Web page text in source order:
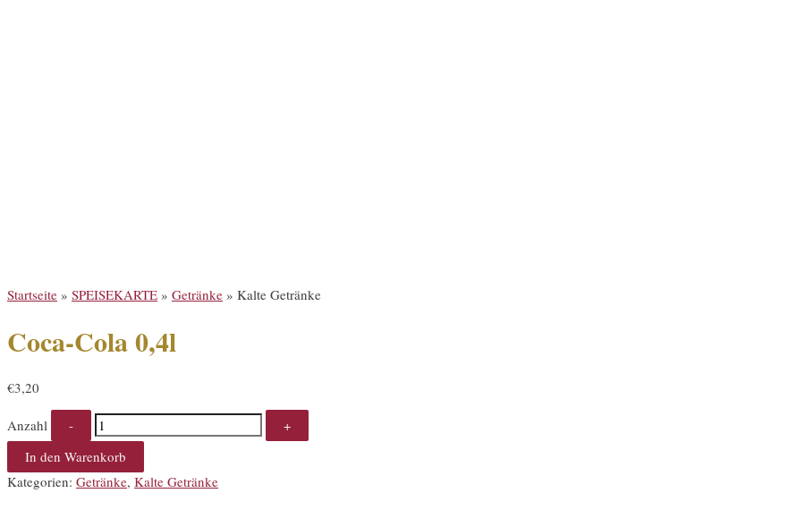
Startseite » SPEISEKARTE » Getränke » Kalte Getränke
Coca-Cola 0,4l
€3,20
Anzahl
In den Warenkorb
Kategorien: Getränke, Kalte Getränke